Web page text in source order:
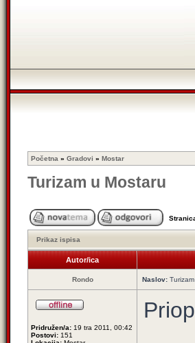
Početna » Gradovi » Mostar
Turizam u Mostaru
Prikaz ispisa
Autor/ica
Rondo Naslov:
Pridružen/a: 19 tra 2011, 00:42
Postovi: 151